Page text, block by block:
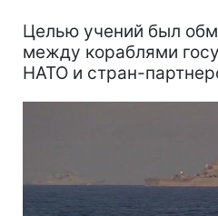
Целью учений был
между кораблями
НАТО и стран-